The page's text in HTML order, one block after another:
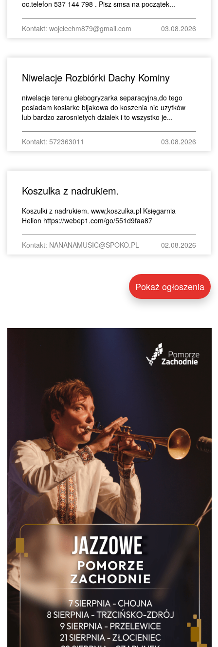
oc.telefon 537 144 798 . Pisz smsa na początek...
Kontakt: wojciechm879@gmail.com 03.08.2026
Niwelacje Rozbiórki Dachy Kominy
niwelacje terenu glebogryzarka separacyjna,do tego
posiadam kosiarke bijakowa do koszenia nie uzytków
lub bardzo zarosnietych dzialek i to wszystko je...
Kontakt: 572363011 03.08.2026
Koszulka z nadrukiem.
Koszulki z nadrukiem. www,koszulka.pl Księgarnia
Helion https://webep1.com/go/551d9faa87
Kontakt: NANANAMUSIC@SPOKO.PL 02.08.2026
Pokaż ogłoszenia